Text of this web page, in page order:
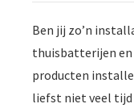
Ben jij zo’n
thuisbatterijen en
producten
liefst niet veel